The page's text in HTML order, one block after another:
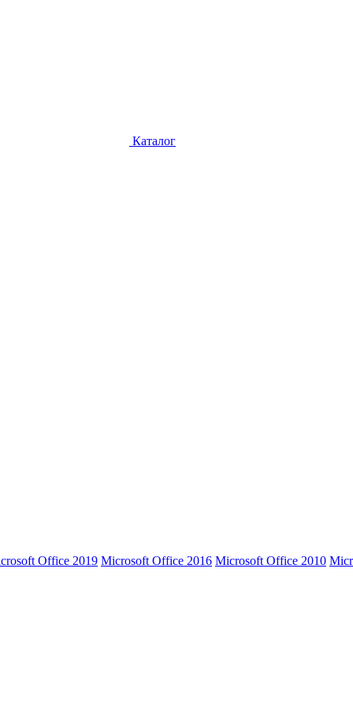
Каталог
Office 2019 Microsoft Office 2016 Microsoft Office 2010